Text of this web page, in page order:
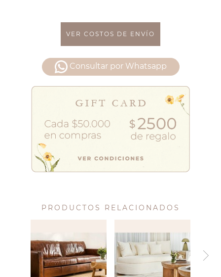
VER COSTOS DE ENVÍO
Consultar por Whatsapp
PRODUCTOS RELACIONADOS